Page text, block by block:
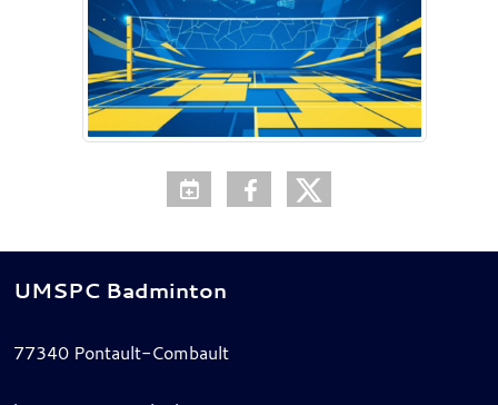
UMSPC Badminton
77340 Pontault-Combault